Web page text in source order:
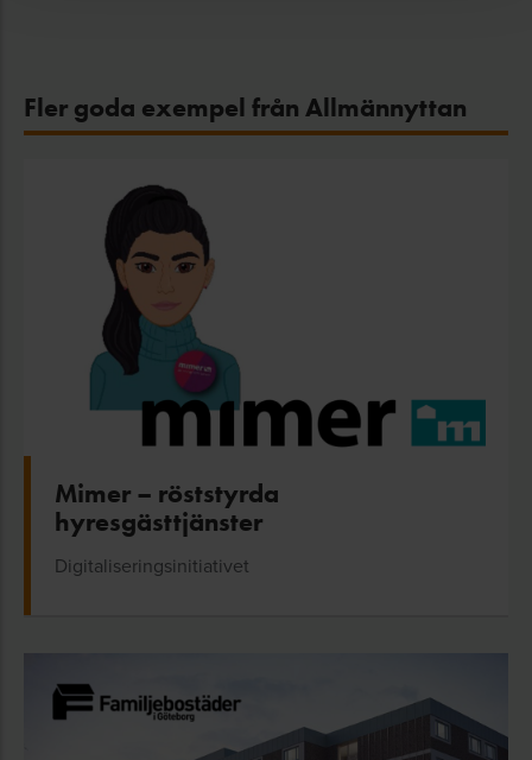
Fler goda exempel från Allmännyttan
Mimer – röststyrda
hyresgästtjänster
Digitaliseringsinitiativet